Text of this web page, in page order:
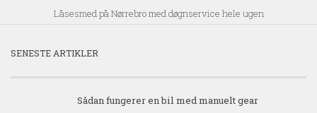
Låsesmed på Nørrebro med døgnservice hele ugen
SENESTE ARTIKLER
Sådan fungerer en bil med manuelt gear